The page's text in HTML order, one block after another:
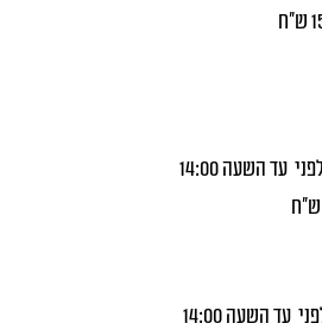
עד השעה 14:00
עד השעה 14:00